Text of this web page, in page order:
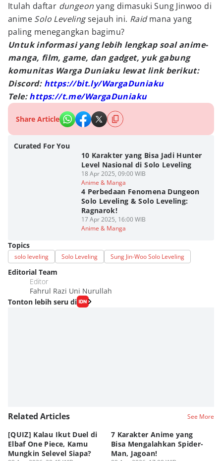
Itulah daftar dungeon yang dimasuki Sung Jinwoo di
anime Solo Levelingsejauh ini. Raidmana yang
paling menegangkan bagimu?
Untuk informasi yang lebih lengkap soal anime-
manga, film, game, dan gadget, yuk gabung
komunitas Warga Duniaku lewat link berikut:
Discord: https://bit.ly/WargaDuniaku
Tele:https://t.me/WargaDuniaku
Share Article
Curated For You
10 Karakter yang Bisa Jadi Hunter
Level Nasional di Solo Leveling
18 Apr 2025, 09:00 WIB
Anime & Manga
4 Perbedaan Fenomena Dungeon
Solo Leveling & Solo Leveling:
Ragnarok!
17 Apr 2025, 16:00 WIB
Anime & Manga
Topics
solo leveling Solo Leveling Sung Jin-Woo Solo Leveling
Editorial Team
Editor
Fahrul Razi Uni Nurullah
Tonton lebih seru di
Related Articles See More
[QUIZ] Kalau Ikut Duel di
Elbaf One Piece, Kamu
Mungkin Selevel Siapa?
7 Karakter Anime yang
Bisa Mengalahkan Spider-
Man, Jagoan!